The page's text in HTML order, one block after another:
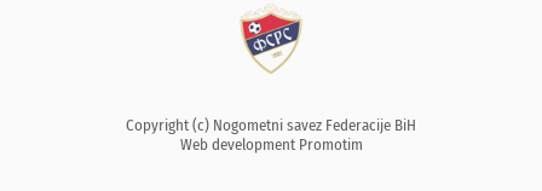
Copyright (c) Nogometni savez Federacije BiH
Web development Promotim